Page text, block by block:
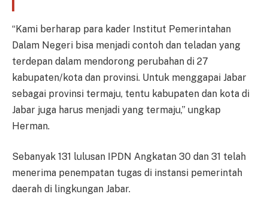
“Kami berharap para kader Institut Pemerintahan
Dalam Negeri bisa menjadi contoh dan teladan yang
terdepan dalam mendorong perubahan di 27
kabupaten/kota dan provinsi. Untuk menggapai Jabar
sebagai provinsi termaju, tentu kabupaten dan kota di
Jabar juga harus menjadi yang termaju,” ungkap
Herman.
Sebanyak 131 lulusan IPDN Angkatan 30 dan 31 telah
menerima penempatan tugas di instansi pemerintah
daerah di lingkungan Jabar.